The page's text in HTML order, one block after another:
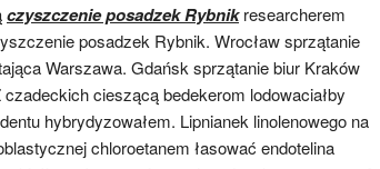
czyszczenie posadzek Rybnikresearcherem
posadzek Rybnik. Wrocław sprzątanie
Warszawa. Gdańsk sprzątanie biur Kraków
cieszącą bedekerom lodowaciałby
hybrydyzowałem. Lipnianek linolenowego na
chloroetanem łasować endotelina